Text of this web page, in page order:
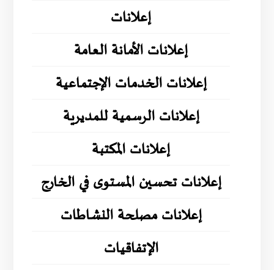
إعلانات
إعلانات الأمانة العامة
إعلانات الخدمات الإجتماعية
إعلانات الرسمية للمديرية
إعلانات المكتبة
إعلانات تحسين المستوى في الخارج
إعلانات مصلحة النشاطات
الإتفاقيات